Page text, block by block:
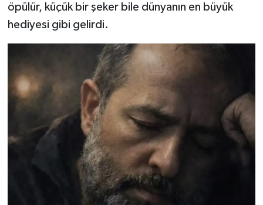
öpülür, küçük bir şeker bile dünyanın en büyük
hediyesi gibi gelirdi.